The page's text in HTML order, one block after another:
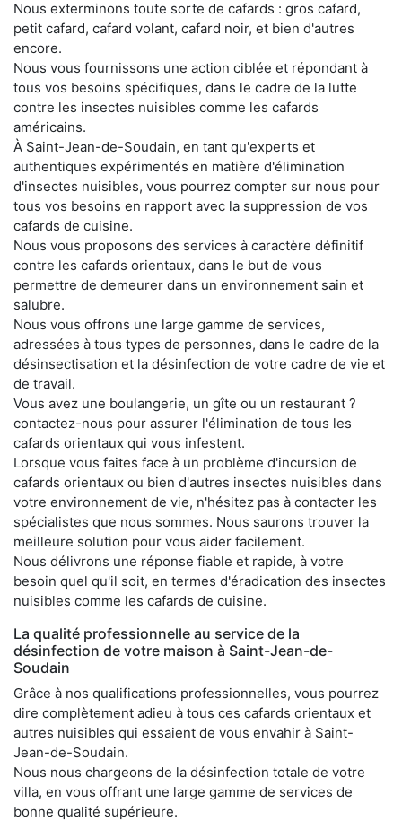
Nous exterminons toute sorte de cafards : gros cafard,
petit cafard, cafard volant, cafard noir, et bien d'autres
encore.
Nous vous fournissons une action ciblée et répondant à
tous vos besoins spécifiques, dans le cadre de la lutte
contre les insectes nuisibles comme les cafards
américains.
À Saint-Jean-de-Soudain, en tant qu'experts et
authentiques expérimentés en matière d'élimination
d'insectes nuisibles, vous pourrez compter sur nous pour
tous vos besoins en rapport avec la suppression de vos
cafards de cuisine.
Nous vous proposons des services à caractère définitif
contre les cafards orientaux, dans le but de vous
permettre de demeurer dans un environnement sain et
salubre.
Nous vous offrons une large gamme de services,
adressées à tous types de personnes, dans le cadre de la
désinsectisation et la désinfection de votre cadre de vie et
de travail.
Vous avez une boulangerie, un gîte ou un restaurant ?
contactez-nous pour assurer l'élimination de tous les
cafards orientaux qui vous infestent.
Lorsque vous faites face à un problème d'incursion de
cafards orientaux ou bien d'autres insectes nuisibles dans
votre environnement de vie, n'hésitez pas à contacter les
spécialistes que nous sommes. Nous saurons trouver la
meilleure solution pour vous aider facilement.
Nous délivrons une réponse fiable et rapide, à votre
besoin quel qu'il soit, en termes d'éradication des insectes
nuisibles comme les cafards de cuisine.
La qualité professionnelle au service de la
désinfection de votre maison à Saint-Jean-de-
Soudain
Grâce à nos qualifications professionnelles, vous pourrez
dire complètement adieu à tous ces cafards orientaux et
autres nuisibles qui essaient de vous envahir à Saint-
Jean-de-Soudain.
Nous nous chargeons de la désinfection totale de votre
villa, en vous offrant une large gamme de services de
bonne qualité supérieure.